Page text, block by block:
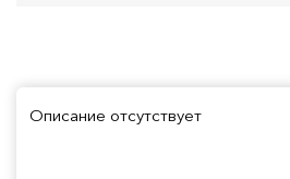
Описание отсутствует